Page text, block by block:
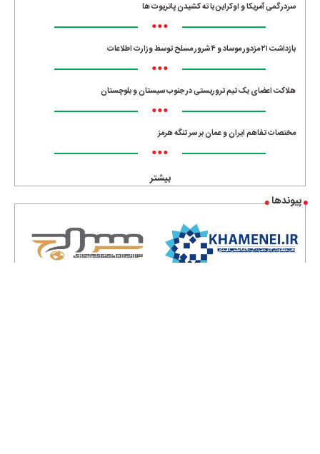
سردرگمی آمریکا و اوکراین با ته کشیدن پاتریوت ها
•••
بازداشت ۲۱ مزدور موساد و ۴ شرور مسلح توسط وزارت اطلاعات
•••
هلاکت اعضای یک تیم تروریستی در جنوب سیستان و بلوچستان
•••
مختصات تفاهم ایران و عمان بر سر تنگه هرمز
•••
بیشتر
پیوندها